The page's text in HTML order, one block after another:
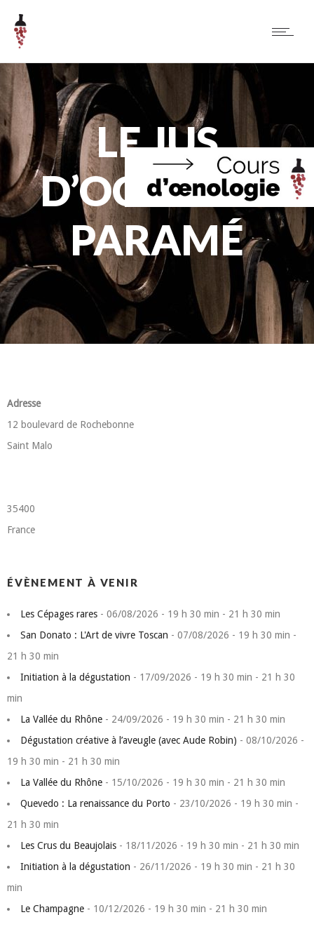
LE JUS
D’OCTOBRE
PARAMÉ
Adresse
12 boulevard de Rochebonne
Saint Malo
35400
France
ÉVÈNEMENT À VENIR
Les Cépages rares - 06/08/2026 - 19 h 30 min - 21 h 30 min
San Donato : L'Art de vivre Toscan - 07/08/2026 - 19 h 30 min -
21 h 30 min
Initiation à la dégustation - 17/09/2026 - 19 h 30 min - 21 h 30
min
La Vallée du Rhône - 24/09/2026 - 19 h 30 min - 21 h 30 min
Dégustation créative à l’aveugle (avec Aude Robin) - 08/10/2026 -
19 h 30 min - 21 h 30 min
La Vallée du Rhône - 15/10/2026 - 19 h 30 min - 21 h 30 min
Quevedo : La renaissance du Porto - 23/10/2026 - 19 h 30 min -
21 h 30 min
Les Crus du Beaujolais - 18/11/2026 - 19 h 30 min - 21 h 30 min
Initiation à la dégustation - 26/11/2026 - 19 h 30 min - 21 h 30
min
Le Champagne - 10/12/2026 - 19 h 30 min - 21 h 30 min